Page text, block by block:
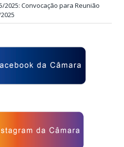
2025: Convocação para Reunião